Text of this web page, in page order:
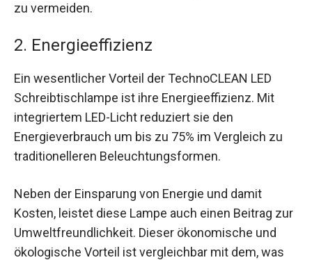
zu vermeiden.
2. Energieeffizienz
Ein wesentlicher Vorteil der TechnoCLEAN LED
Schreibtischlampe ist ihre Energieeffizienz. Mit
integriertem LED-Licht reduziert sie den
Energieverbrauch um bis zu 75% im Vergleich zu
traditionelleren Beleuchtungsformen.
Neben der Einsparung von Energie und damit
Kosten, leistet diese Lampe auch einen Beitrag zur
Umweltfreundlichkeit. Dieser ökonomische und
ökologische Vorteil ist vergleichbar mit dem, was